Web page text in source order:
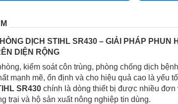
DỊCH STIHL SR430 – GIẢI PHÁP PHUN
DIỆN RỘNG
kiểm soát côn trùng, phòng chống dịch
mạnh mẽ, ổn định và cho hiệu quả cao là yếu
SR430 chính là dòng thiết bị được nhiều đơn
trại và hộ sản xuất nông nghiệp tin dùng.